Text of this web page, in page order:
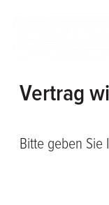
Vertrag
Bitte geben Sie